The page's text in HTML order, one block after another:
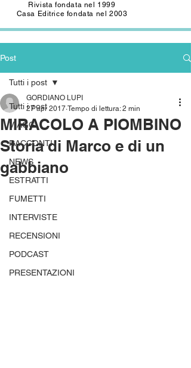
Rivista fondata nel 1999
Casa Editrice fondata nel 2003
Post
Tutti i post
VIAGGI
RACCONTI
NEWS
ESTRATTI
FUMETTI
INTERVISTE
RECENSIONI
PODCAST
PRESENTAZIONI
Tutti i post
MIRACOLO A PIOMBINO
Storia di Marco e di un
gabbiano
GORDIANO LUPI
27 apr 2017 Tempo di lettura: 2 min